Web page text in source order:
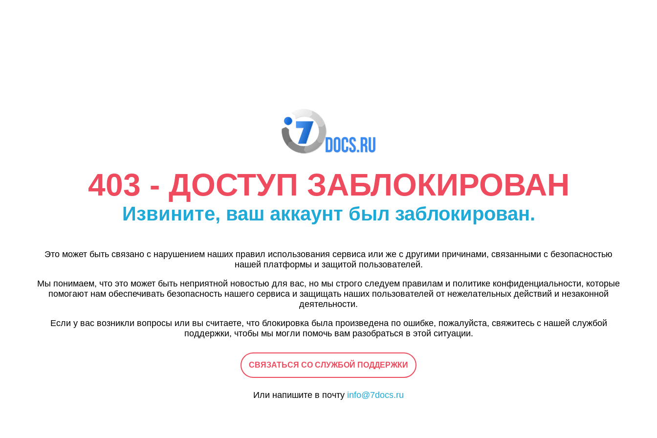
403 - ДОСТУП ЗАБЛОКИРОВАН
Извините, ваш аккаунт был заблокирован.
Это может быть связано с нарушением наших правил использования сервиса или же с другими причинами, связанными с безопасностью
нашей платформы и защитой пользователей.
Мы понимаем, что это может быть неприятной новостью для вас, но мы строго следуем правилам и политике конфиденциальности, которые
помогают нам обеспечивать безопасность нашего сервиса и защищать наших пользователей от нежелательных действий и незаконной
деятельности.
Если у вас возникли вопросы или вы считаете, что блокировка была произведена по ошибке, пожалуйста, свяжитесь с нашей службой
поддержки, чтобы мы могли помочь вам разобраться в этой ситуации.
СВЯЗАТЬСЯ СО СЛУЖБОЙ ПОДДЕРЖКИ
Или напишите в почту info@7docs.ru